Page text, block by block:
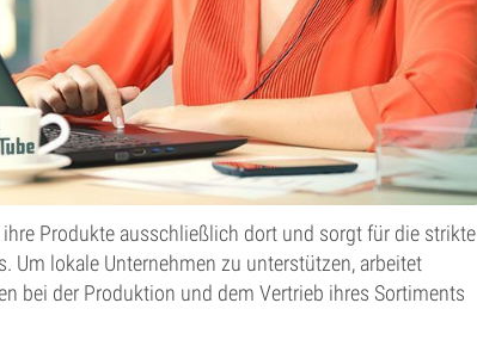
Produkte ausschließlich dort und sorgt für die strikte
Um lokale Unternehmen zu unterstützen, arbeitet
bei der Produktion und dem Vertrieb ihres Sortiments